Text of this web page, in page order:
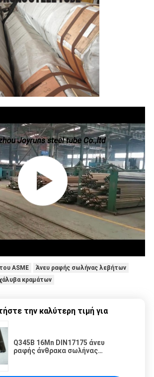
ASME
Άνευ ραφής σωλήνας λεβήτων
κραμάτων
την καλύτερη τιμή για
Q345B 16Mn DIN17175 άνευ
ραφής άνθρακα σωλήνας